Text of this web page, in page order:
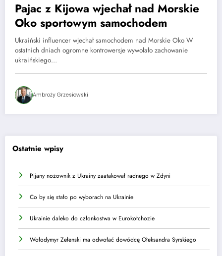
Pajac z Kijowa wjechał nad Morskie
Oko sportowym samochodem
Ukraiński influencer wjechał samochodem nad Morskie Oko W
ostatnich dniach ogromne kontrowersje wywołało zachowanie
ukraińskiego…
Ambroży Grzesiowski
Ostatnie wpisy
Pijany nożownik z Ukrainy zaatakował radnego w Zdyni
Co by się stało po wyborach na Ukrainie
Ukrainie daleko do członkostwa w Eurokołchozie
Wołodymyr Zełenski ma odwołać dowódcę Ołeksandra Syrskiego